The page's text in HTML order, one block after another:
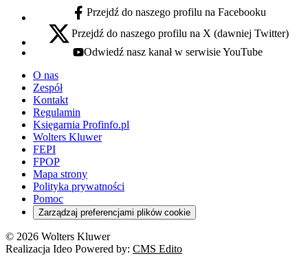
facebook - otwiera się w nowej karcie
Przejdź do naszego profilu na Facebooku
x - otwiera się w nowej karcie
Przejdź do naszego profilu na X (dawniej Twitter)
youtube - otwiera się w nowej karcie
Odwiedź nasz kanał w serwisie YouTube
O nas
Zespół
Kontakt
Regulamin
Księgarnia Profinfo.pl
Wolters Kluwer
FEPI
FPOP
Mapa strony
Polityka prywatności
Pomoc
Zarządzaj preferencjami plików cookie
© 2026 Wolters Kluwer
Realizacja Ideo Powered by: CMS Edito